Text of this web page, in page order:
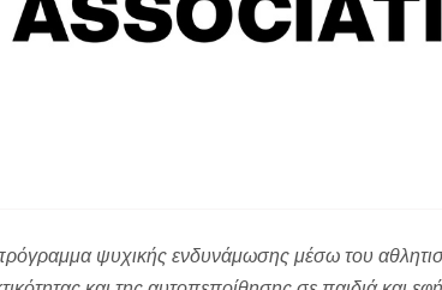
πρόγραμμα ψυχικής ενδυνάμωσης μέσω του